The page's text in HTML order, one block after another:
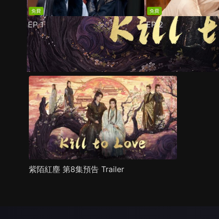
免費
EP1
免費
EP 2
預告 劇照 推薦影片 劇情介紹
紫陌紅塵 第8集預告 Trailer